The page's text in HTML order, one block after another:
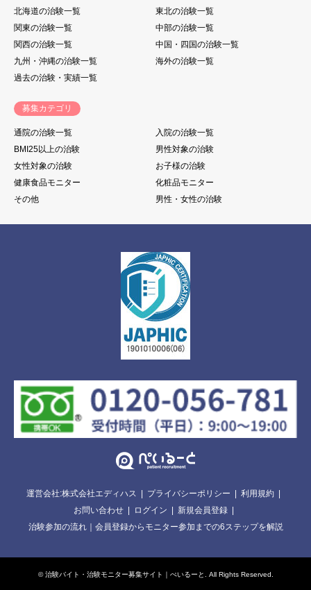
北海道の治験一覧
東北の治験一覧
関東の治験一覧
中部の治験一覧
関西の治験一覧
中国・四国の治験一覧
九州・沖縄の治験一覧
海外の治験一覧
過去の治験・実績一覧
募集カテゴリ
通院の治験一覧
入院の治験一覧
BMI25以上の治験
男性対象の治験
女性対象の治験
お子様の治験
健康食品モニター
化粧品モニター
その他
男性・女性の治験
運営会社:株式会社エディハス プライバシーポリシー
利用規約
お問い合わせ
ログイン
新規会員登録
治験参加の流れ｜会員登録からモニター参加までの6ステップを解説
©治験バイト・治験モニター募集サイト｜ぺいるーと . All Rights Reserved.